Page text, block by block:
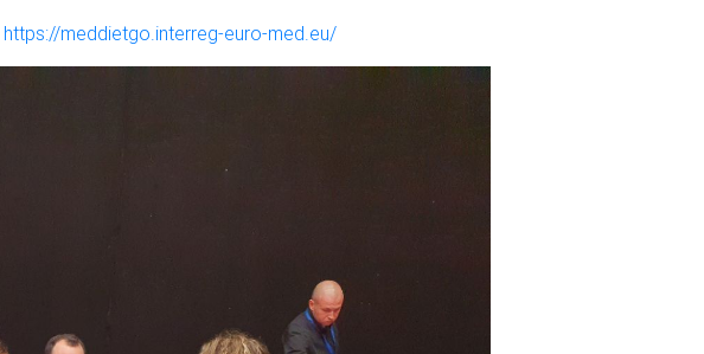
https://meddietgo.interreg-euro-med.eu/